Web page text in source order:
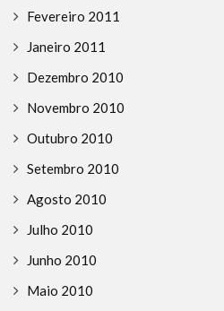
Fevereiro 2011
Janeiro 2011
Dezembro 2010
Novembro 2010
Outubro 2010
Setembro 2010
Agosto 2010
Julho 2010
Junho 2010
Maio 2010